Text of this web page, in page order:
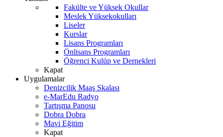
Fakülte ve Yüksek Okullar
Meslek Yüksekokulları
Liseler
Kurslar
Lisans Programları
Önlisans Programları
Öğrenci Kulüp ve Dernekleri
Kapat
Uygulamalar
Denizcilik Maaş Skalası
e-MarEdu Radyo
Tartışma Panosu
Dobra Dobra
Mavi Eğitim
Kapat